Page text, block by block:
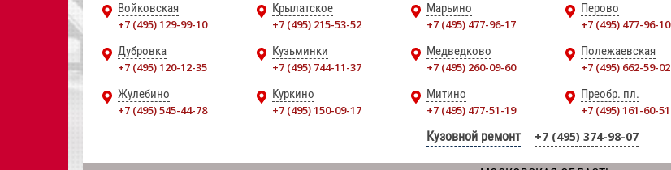
Войковская
+7 (495) 129-99-10
Крылатское
+7 (495) 215-53-52
Марьино
+7 (495) 477-96-17
Перово
+7 (495) 477-96-10
Дубровка
+7 (495) 120-12-35
Кузьминки
+7 (495) 744-11-37
Медведково
+7 (495) 260-09-60
Полежаевская
+7 (495) 662-59-02
Жулебино
+7 (495) 545-44-78
Куркино
+7 (495) 150-09-17
Митино
+7 (495) 477-51-19
Преобр. пл.
+7 (495) 161-60-51
Кузовной ремонт +7 (495) 374-98-07